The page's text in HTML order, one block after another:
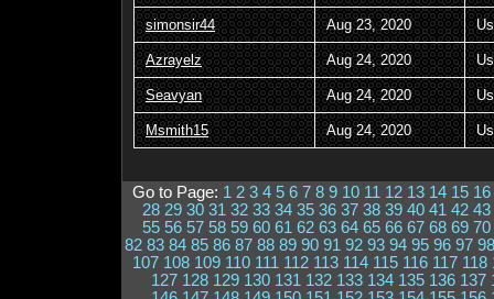
simonsir44 Aug 23, 2020
Azrayelz Aug 24, 2020
Seavyan Aug 24, 2020
Msmith15 Aug 24, 2020
Go to Page: 1 2 3 4 5 6 7 8 9 10 11 12 13 14 15 16
28 29 30 31 32 33 34 35 36 37 38 39 40 41 42 43
55 56 57 58 59 60 61 62 63 64 65 66 67 68 69 70
82 83 84 85 86 87 88 89 90 91 92 93 94 95 96 97 98
107 108 109 110 111 112 113 114 115 116 117 118
127 128 129 130 131 132 133 134 135 136 137